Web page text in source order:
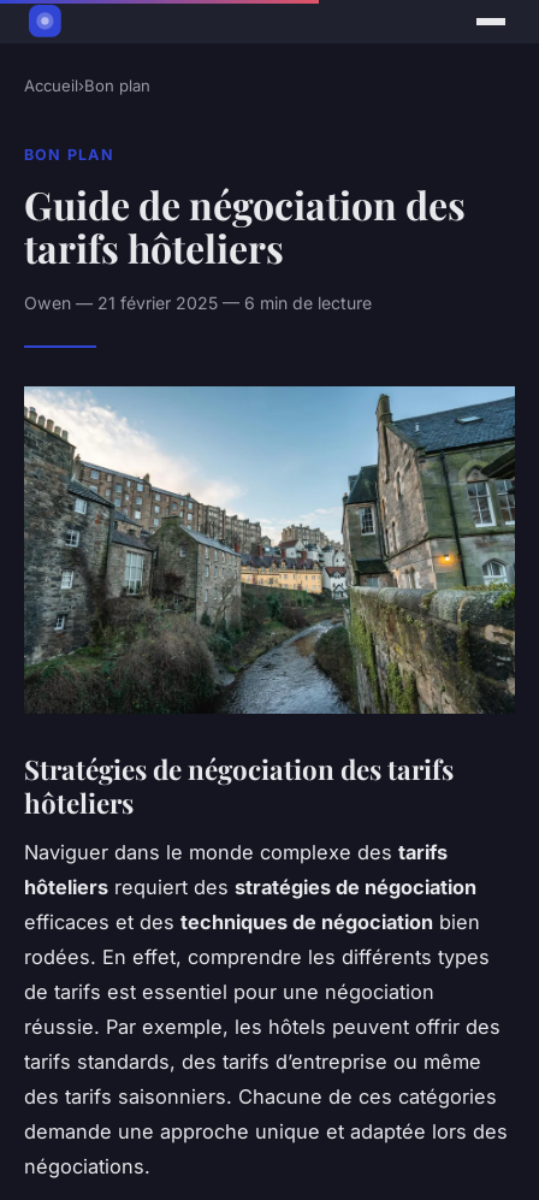
Accueil›Bon plan
BON PLAN
Guide de négociation des
tarifs hôteliers
Owen — 21 février 2025 — 6 min de lecture
Stratégies de négociation des tarifs
hôteliers
Naviguer dans le monde complexe des tarifs
hôteliers requiert des stratégies de négociation
efficaces et des techniques de négociation bien
rodées. En effet, comprendre les différents types
de tarifs est essentiel pour une négociation
réussie. Par exemple, les hôtels peuvent offrir des
tarifs standards, des tarifs d’entreprise ou même
des tarifs saisonniers. Chacune de ces catégories
demande une approche unique et adaptée lors des
négociations.